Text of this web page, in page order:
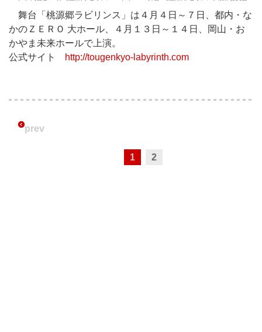
舞台「桃源郷ラビリンス」は４月４日～７日、都内・な
かのＺＥＲＯ 大ホール、４月１３日～１４日、岡山・お
かやま未来ホールで上演。
公式サイト
http://tougenkyo-labyrinth.com
prev
1 2